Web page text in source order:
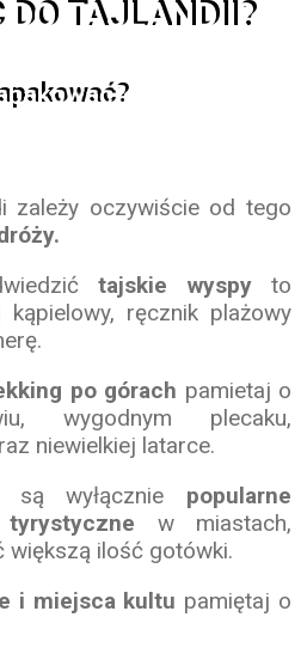
DO TAJLANDII?
zależy oczywiście od tego
tajskie wyspyto
ręcznik plażowy
po górach pamietaj o
wygodnym plecaku,
niewielkiej latarce.
są wyłącznie popularne
w miastach,
ilość gotówki.
i miejsca kultu pamiętaj o